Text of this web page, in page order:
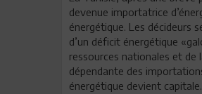
devenue importatrice
énergétique. Les décideurs
d’un déficit énergétique
ressources nationales et de
dépendante des
énergétique devient